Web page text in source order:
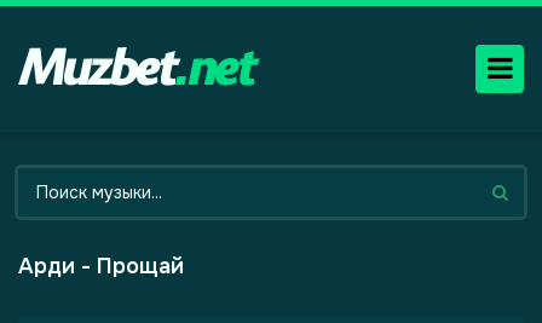
Арди - Прощай